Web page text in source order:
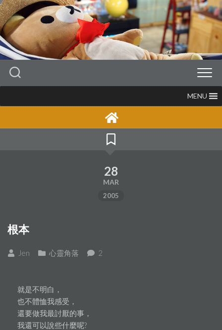
Skip
to
content
MENU
28
MAR
2005
根本
Jen 心靈角落 2
就是不明白，
也不體恤我感受，
還要做我最討厭的事，
我還可以說些什麼呢?